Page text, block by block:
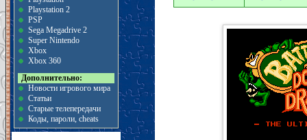
Playstation 2
PSP
Sega Megadrive 2
Super Nintendo
Xbox
Xbox 360
Дополнительно:
Новости игрового мира
Статьи
Старые телепередачи
Коды, пароли, cheats